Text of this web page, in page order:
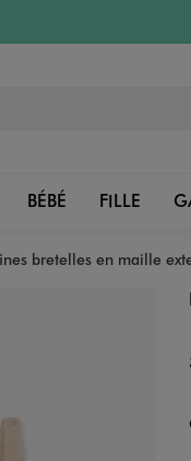
BÉBÉ FILLE
bretelles en maille